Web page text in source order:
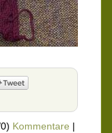
Kommentare |